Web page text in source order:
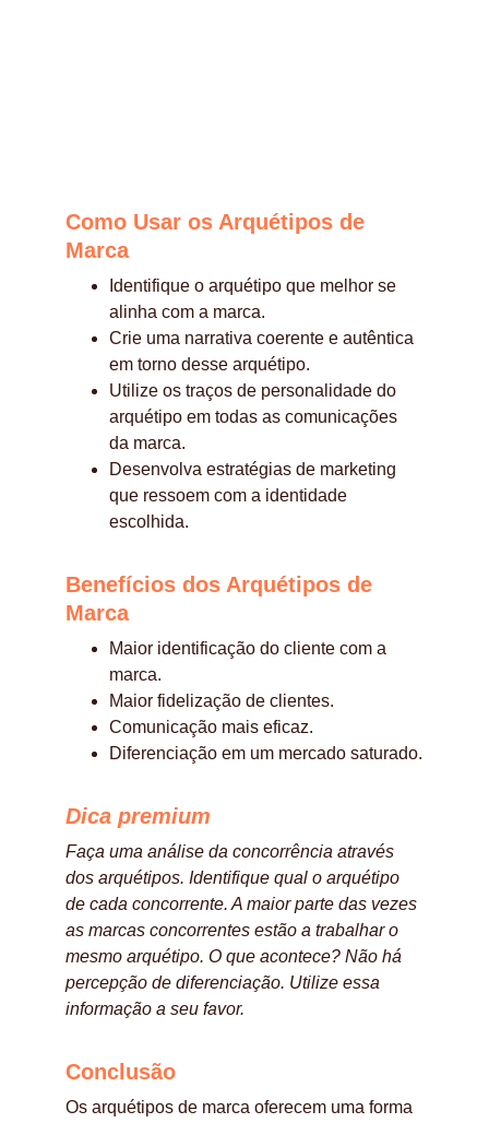
Como Usar os Arquétipos de
Marca
Identifique o arquétipo que melhor se
alinha com a marca.
Crie uma narrativa coerente e autêntica
em torno desse arquétipo.
Utilize os traços de personalidade do
arquétipo em todas as comunicações
da marca.
Desenvolva estratégias de marketing
que ressoem com a identidade
escolhida.
Benefícios dos Arquétipos de
Marca
Maior identificação do cliente com a
marca.
Maior fidelização de clientes.
Comunicação mais eficaz.
Diferenciação em um mercado saturado.
Dica premium
Faça uma análise da concorrência através
dos arquétipos. Identifique qual o arquétipo
de cada concorrente. A maior parte das vezes
as marcas concorrentes estão a trabalhar o
mesmo arquétipo. O que acontece? Não há
percepção de diferenciação. Utilize essa
informação a seu favor.
Conclusão
Os arquétipos de marca oferecem uma forma